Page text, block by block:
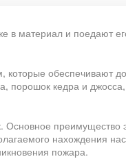
в материал и поедают
которые обеспечивают
порошок кедра и
преимущество
нахождения
пожара.